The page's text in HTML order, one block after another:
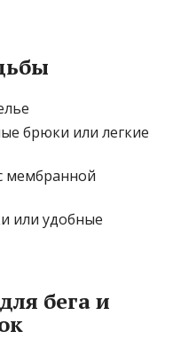
брюки или легкие
мембранной
или удобные
бега и